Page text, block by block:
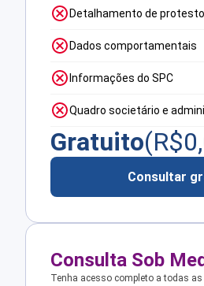
Detalhamento de
Dados comportamentais
Informações do SPC
Quadro societário e
Gratuito(R$
Consultar
Consulta Sob
Tenha acesso completo a todas